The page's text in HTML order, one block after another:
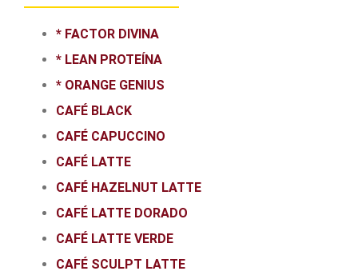
* FACTOR DIVINA
* LEAN PROTEÍNA
* ORANGE GENIUS
CAFÉ BLACK
CAFÉ CAPUCCINO
CAFÉ LATTE
CAFÉ HAZELNUT LATTE
CAFÉ LATTE DORADO
CAFÉ LATTE VERDE
CAFÉ SCULPT LATTE